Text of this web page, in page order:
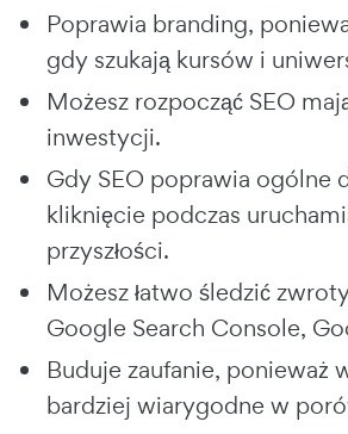
Poprawia branding,
gdy szukają kursów i
Możesz rozpocząć SEO
inwestycji.
Gdy SEO poprawia ogólne
kliknięcie podczas
przyszłości.
Możesz łatwo śledzić
Google Search Console,
Buduje zaufanie, ponieważ
bardziej wiarygodne w